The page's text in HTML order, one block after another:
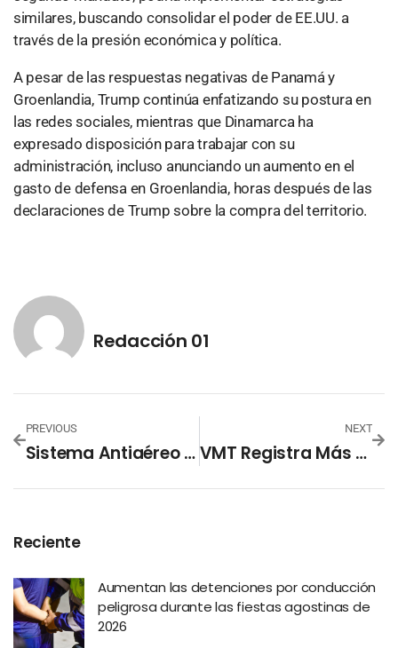
similares, buscando consolidar el poder de EE.UU. a
través de la presión económica y política.
A pesar de las respuestas negativas de Panamá y
Groenlandia, Trump continúa enfatizando su postura en
las redes sociales, mientras que Dinamarca ha
expresado disposición para trabajar con su
administración, incluso anunciando un aumento en el
gasto de defensa en Groenlandia, horas después de las
declaraciones de Trump sobre la compra del territorio.
Redacción 01
PREVIOUS
Sistema Antiaéreo Ruso Podría Haber Derribado Avión De Azerbaijan Airlines
NEXT
VMT Registra Más De 600,000 Sanciones De Tránsito En 2024
Reciente
Aumentan las detenciones por conducción
peligrosa durante las fiestas agostinas de
2026